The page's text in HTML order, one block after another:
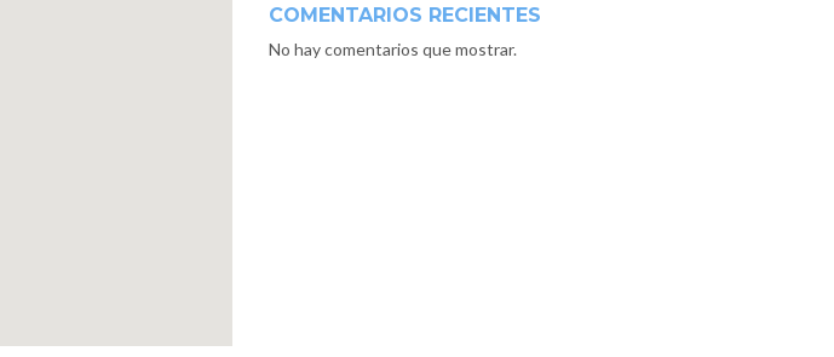
COMENTARIOS RECIENTES
No hay comentarios que mostrar.